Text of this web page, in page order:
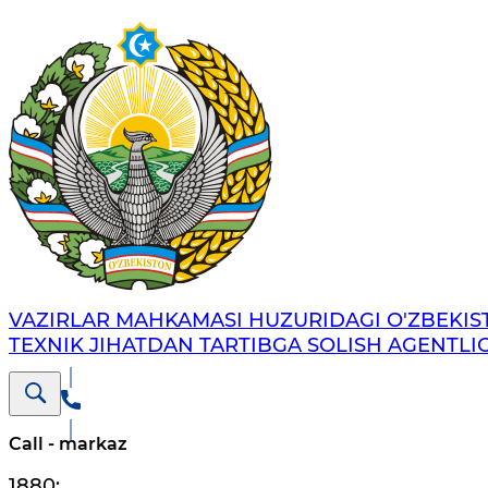
VAZIRLAR MAHKAMASI HUZURIDAGI
TEXNIK JIHATDAN TARTIBGA SOLISH
Call - markaz